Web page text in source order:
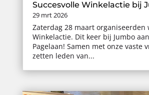
Succesvolle Winkelactie bij
29 mrt 2026
Zaterdag 28 maart organiseerden
Winkelactie. Dit keer bij Jumbo
Pagelaan! Samen met onze vaste
zetten leden van...